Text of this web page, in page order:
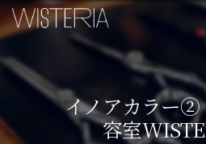
イノアカラー②
容室